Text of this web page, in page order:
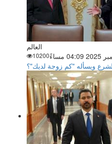
العالم
10200
ويسأله "كم زوجة لديك"؟